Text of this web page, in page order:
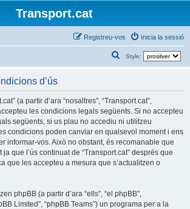
Transport.cat
Inicia la sessió
Registreu-vos
Style:
e
c
a
d’ús
(a partir d’ara “nosaltres”, “Transport.cat”,
les condicions legals següents. Si no accepteu
següents, si us plau no accediu ni utilitzeu
condicions poden canviar en qualsevol moment i ens
informar-vos. Això no obstant, és recomanable que
que l’ús continuat de “Transport.cat” després que
que les accepteu a mesura que s’actualitzen o
phpBB (a partir d’ara “ells”, “el phpBB”,
Limited”, “phpBB Teams”) un programa per a la